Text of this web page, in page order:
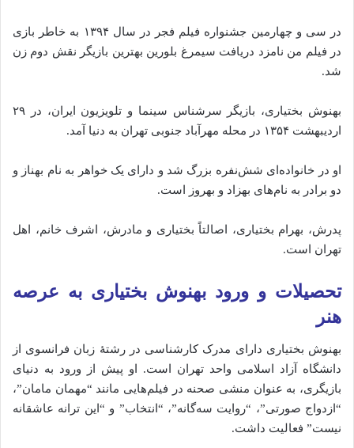
در سی و چهارمین جشنواره فیلم فجر در سال ۱۳۹۴ به خاطر بازی
در فیلم من نامزد دریافت سیمرغ بلورین بهترین بازیگر نقش دوم زن
شد.
بهنوش بختیاری، بازیگر سرشناس سینما و تلویزیون ایران، در ۲۹
اردیبهشت ۱۳۵۴ در محله مهرآباد جنوبی تهران به دنیا آمد.
و در خانواده‌ای شش‌نفره بزرگ شد و دارای یک خواهر به نام بهناز و
دو برادر به نام‌های بهزاد و بهروز است.
پدرش، بهرام بختیاری، اصالتاً بختیاری و مادرش، اشرف خانم، اهل
تهران است.
تحصیلات و ورود بهنوش بختیاری به عرصه
هنر
بهنوش بختیاری دارای مدرک کارشناسی در رشتهٔ زبان فرانسوی از
دانشگاه آزاد اسلامی واحد تهران است.
او پیش از ورود به دنیای
بازیگری، به عنوان منشی صحنه در فیلم‌هایی مانند “مهمان مامان”،
“ازدواج صورتی”، “روایت سه‌گانه”، “انتخاب” و “این ترانه عاشقانه
نیست” فعالیت داشت.